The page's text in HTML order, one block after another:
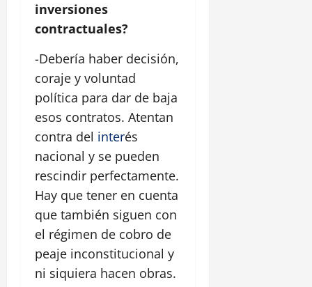
inversiones
contractuales?
-Debería haber decisión,
coraje y voluntad
política para dar de baja
esos contratos. Atentan
contra del interés
nacional y se pueden
rescindir perfectamente.
Hay que tener en cuenta
que también siguen con
el régimen de cobro de
peaje inconstitucional y
ni siquiera hacen obras.